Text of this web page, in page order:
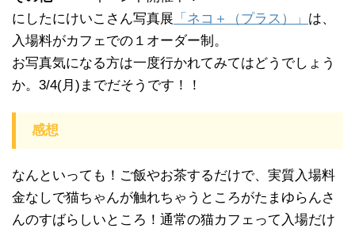
にしたにけいこさん写真展 「ネコ＋（プラス）」 は、
入場料がカフェでの１オーダー制。
お写真気になる方は一度行かれてみてはどうでしょう
か。3/4(月)までだそうです！！
感想
なんといっても！ご飯やお茶するだけで、実質入場料
金なしで猫ちゃんが触れちゃうところがたまゆらんさ
んのすばらしいところ！通常の猫カフェって入場だけ